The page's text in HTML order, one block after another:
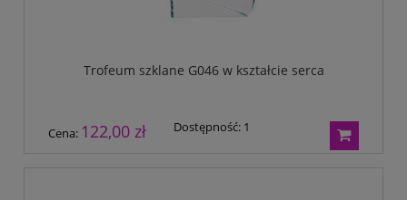
Trofeum szklane G046 w kształcie serca
Cena: 122,00 zł Dostępność: 1